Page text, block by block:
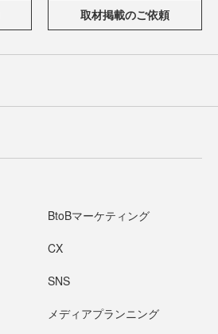
取材掲載のご依頼
BtoBマーケティング
CX
SNS
メディアプランニング